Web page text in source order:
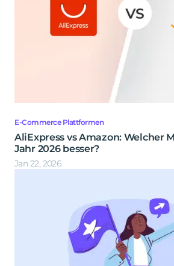
E-Commerce Plattformen
AliExpress vs Amazon: Welcher
Jahr 2026 besser?
Jan 22, 2026